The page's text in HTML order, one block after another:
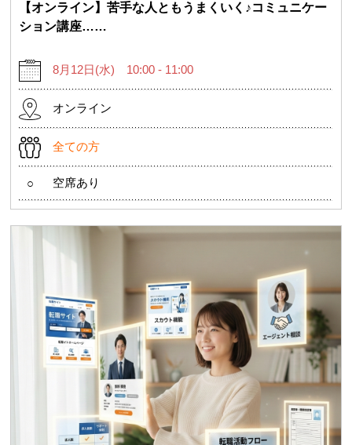
【オンライン】苦手な人ともうまくいく♪コミュニケー
ション講座……
8月12日(水) 10:00 - 11:00
オンライン
全ての方
○ 空席あり